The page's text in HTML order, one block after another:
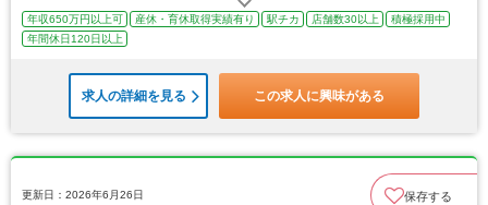
年収650万円以上可 産休・育休取得実績有り 駅チカ 店舗数30以上
積極採用中
年間休日120日以上
求人の詳細を見る この求人に興味がある
更新日：2026年6月26日 保存する